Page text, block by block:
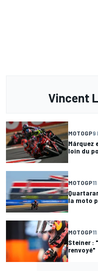
Vincent
MOTOGP9
Márquez
loin du
MOTOGP
la moto
MOTOGP
Steiner :
renvoyé"